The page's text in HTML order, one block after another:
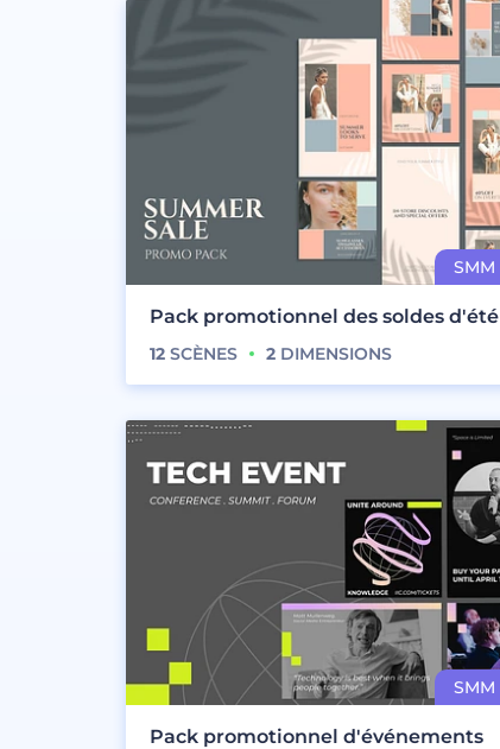
Pack promotionnel des soldes d'été
12 SCÈNES 2 DIMENSIONS
Pack promotionnel d'événements